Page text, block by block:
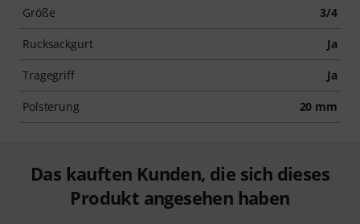
Größe 3/4
Rucksackgurt Ja
Tragegriff Ja
Polsterung 20 mm
Das kauften Kunden, die sich dieses
Produkt angesehen haben